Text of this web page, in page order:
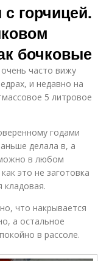
горчицей.
бочковые
часто вижу
и недавно на
5 литровое
годами
делала в, а
в любом
это не заготовка
кладовая.
что накрывается
а остальное
в рассоле.